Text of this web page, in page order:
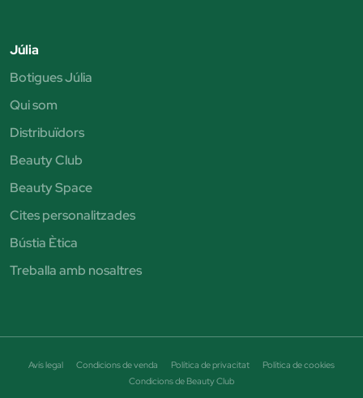
Júlia
Botigues Júlia
Qui som
Distribuïdors
Beauty Club
Beauty Space
Cites personalitzades
Bústia Ètica
Treballa amb nosaltres
Avís legal Condicions de venda Política de privacitat
Política de cookies
Condicions de Beauty Club